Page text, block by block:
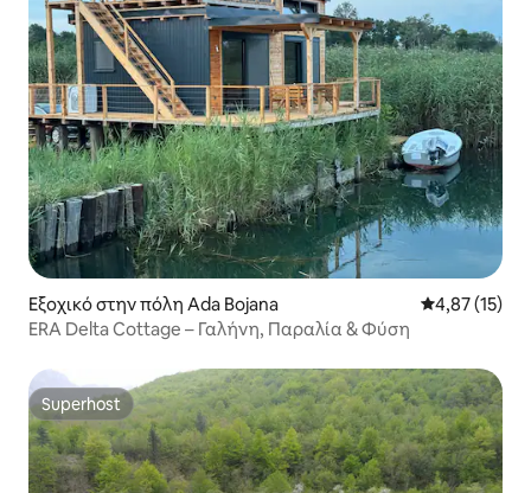
Εξοχικό στην πόλη Ada Bojana Μέση
4,87 (15)
ERA Delta Cottage – Γαλήνη, Παραλία & Φύση
Superhost
Superhost